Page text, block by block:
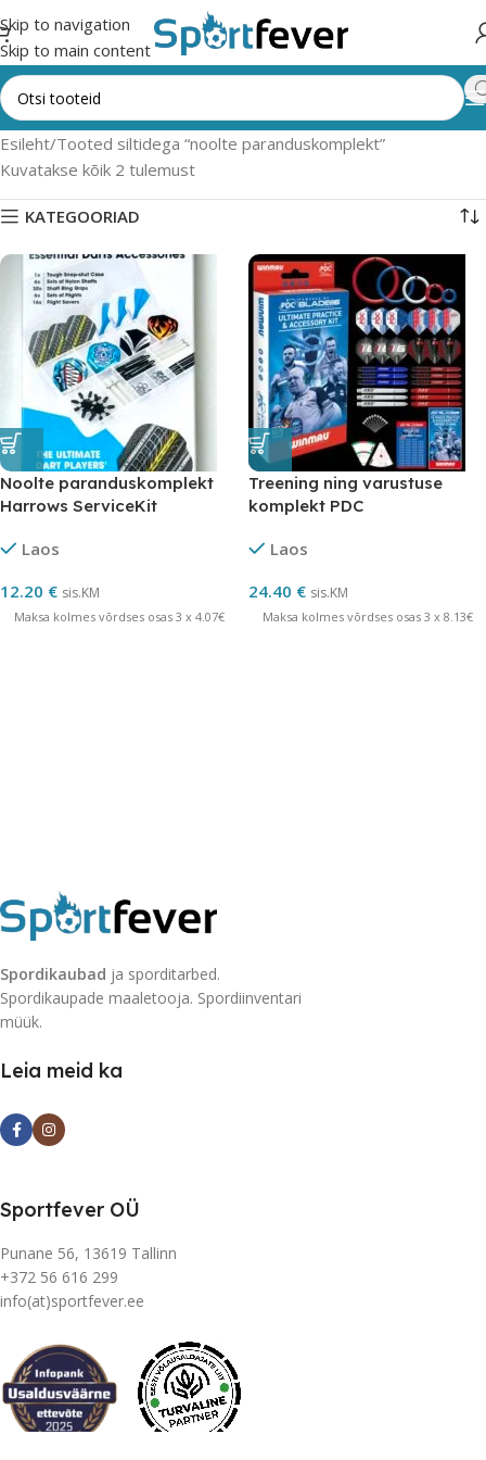
Skip to navigation
Skip to main content
Esileht Tooted siltidega “noolte paranduskomplekt”
Kuvatakse kõik 2 tulemust
KATEGOORIAD
Noolte paranduskomplekt
Harrows ServiceKit
Laos
12.20 € sis.KM
Maksa kolmes võrdses osas 3 x 4.07€
Treening ning varustuse
komplekt PDC
Laos
24.40 € sis.KM
Maksa kolmes võrdses osas 3 x 8.13€
Spordikaubad ja sporditarbed.
Spordikaupade maaletooja. Spordiinventari
müük.
Leia meid ka
Sportfever OÜ
Punane 56, 13619 Tallinn
+372 56 616 299
info(at)sportfever.ee